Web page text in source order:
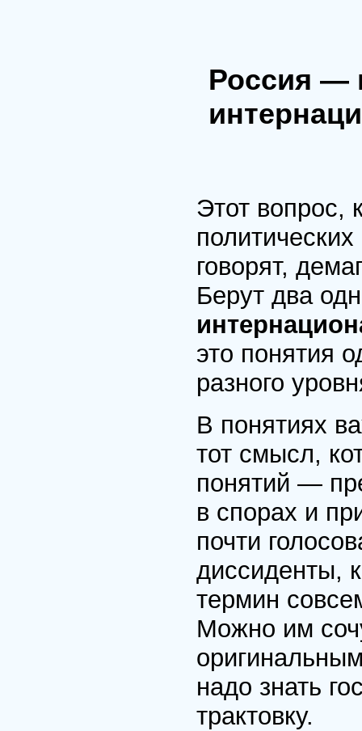
Россия —
Этот вопрос,
говорят,
Берут два
это понятия
разного
В понятиях
тот смысл,
понятий —
в спорах и
почти
диссиденты,
термин
Можно им
надо знать
трактовку.